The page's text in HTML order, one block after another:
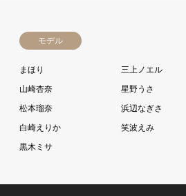
モデル
まほり 三上ノエル
山崎杏奈
星野うさ
松本瑠奈
浜辺なぎさ
白崎えりか
笑波えみ
黒木ミサ